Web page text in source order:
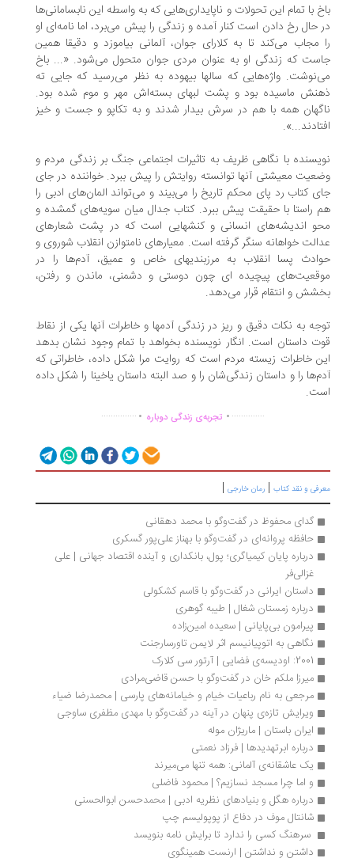
با تمام این تحولات و ناپایداری‌هایی که به واسطه این نابسامانی‌ها
حال رخ دادن است کنار آمده و زندگی را پیش می‌برد، اما نامه‌ای او
مجاب می‌کند تا به کلارای جوان، آلمانی بیاموزد و دقیقا همین
که زندگی او به عنوان مردی جوان متحول می‌شود. «... باخ
واژه‌هایی که سالها بیهوده به نظر می‌رسید که جایی ته
ماسیده بود و پشت لبهای بسته‌اش مهر و موم شده بود.
همه با هم در سرش بیدار شدند و به تکاپو و جست و خیز
با نگاهی ظریف به تاثیرات اجتماعی جنگ بر زندگی مردم و
معیشتی آنها توانسته روایتش را پیش ببرد. خواننده در جای
کتاب رد پای محکم تاریخ را می‌بیند و می‌تواند المان‌های ادبی را
راستا با حقیقت پیش ببرد. کتاب جدال میان سویه‌های گمشده و
اندیشه‌های انسانی و کنشهایی است که در پشت شعارهای
خواهانه سنگر گرفته است. معیارهای نامتوازن انقلاب شوروی و
پسا انقلاب به مرزبندیهای خاص و عمیق، آدم‌ها را در
پیچیده ای چون دوستی و دشمنی، ماندن و رفتن،
و انتقام قرار می‌دهد.
به نکات دقیق و ریز در زندگی آدمها و خاطرات آنها یکی از نقاط
داستان است. انگار نویسنده بخواهد با تمام وجود نشان بدهد
خاطرات زیسته مردم است که روایت مرا شکل داده، خاطراتی که
را و داستان زندگی‌شان را و صد البته داستان یاخینا را شکل داده
............... .تجربه‌ی زندگی دوباره ...............
و نقد کتاب|رمان خارجی|
گدای محفوظ در گفت‌وگو با محمد دهقانی
حافظه پروانه‌ای در گفت‌وگو با بهناز علی‌پور گسکری
درباره پایان کیمیاگری؛ پول، بانکداری و آینده اقتصاد جهانی | علی
داستان ایرانی در گفت‌وگو با قاسم کشکولی
درباره زمستان شغال | طیبه گوهری
پیرامون بی‌پایانی | سعیده امین‌زاده
نگاهی به اتوپیانیسم اثر لایمن تاورسارجنت
میرزا ملکم خان در گفت‌وگو با حسن قاضی‌مرادی
مرجعی به نام رباعیات خیام و خیامانه‌های پارسی | محمدرضا ضیاء
ویرایش تازه‌ی پنهان در آینه در گفت‌وگو با مهدی مظفری ساوجی
ایران باستان | ماریژان موله
درباره ابرتهدیدها | فرزاد نعمتی
یک عاشقانه‌ی آلمانی: همه تنها می‌میرند
و اما چرا مسجد نسازیم؟ | محمود فاضلی
درباره هگل و بنیادهای نظریه ادبی | محمدحسن ابوالحسنی
شانتال موف در دفاع از پوپولیسم چپ
سرهنگ کسی را ندارد تا برایش نامه بنویسد
داشتن و نداشتن | ارنست همینگوی